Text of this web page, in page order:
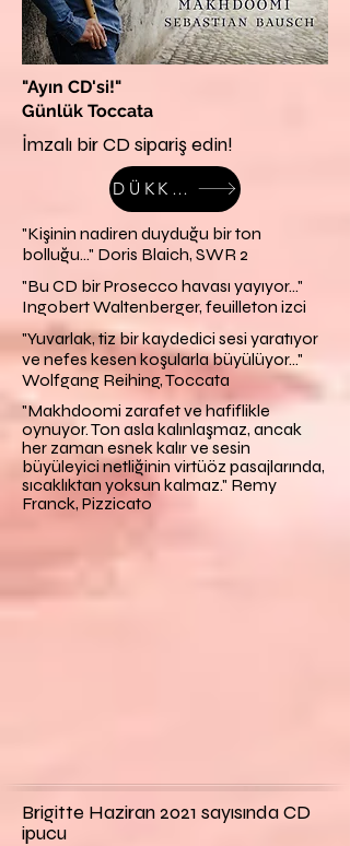
"Ayın CD'si!"
Günlük Toccata
İmzalı bir CD sipariş edin!
DÜKKAN
"Kişinin nadiren duyduğu bir ton
bolluğu..." Doris Blaich, SWR 2
"Bu CD bir Prosecco havası yayıyor..."
Ingobert Waltenberger, feuilleton izci
"Yuvarlak, tiz bir kaydedici sesi yaratıyor
ve nefes kesen koşularla büyülüyor..."
Wolfgang Reihing, Toccata
"Makhdoomi zarafet ve hafiflikle
oynuyor. Ton asla kalınlaşmaz, ancak
her zaman esnek kalır ve sesin
büyüleyici netliğinin virtüöz pasajlarında,
sıcaklıktan yoksun kalmaz." Remy
Franck, Pizzicato
Brigitte Haziran 2021 sayısında CD
ipucu